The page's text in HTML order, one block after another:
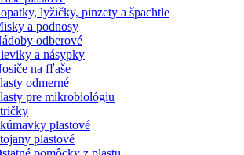
lyžičky, pinzety a špachtle
a podnosy
odberové
a násypky
na fľaše
odmerné
pre mikrobiológiu
plastové
plastové